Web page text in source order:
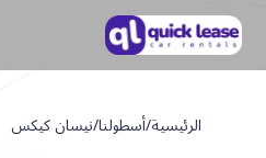
الرئيسية/أسطولنا/نيسان كيكس